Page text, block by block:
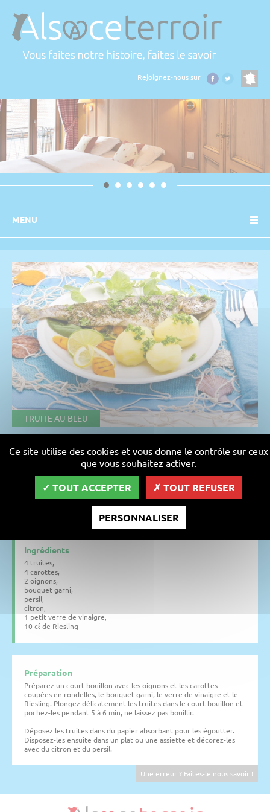
Rejoignez-nous sur
MENU
TRUITE AU BLEU
Truite au bleu
Préparation/cuisson : 5 min
recette moyenne
Ingrédients
4 truites,
4 carottes,
2 oignons,
bouquet garni,
persil,
citron,
1 petit verre de vinaigre,
10 cℓ de Riesling
Préparation
Préparez un court bouillon avec les oignons et les carottes
coupées en rondelles, le bouquet garni, le verre de vinaigre et le
Riesling. Plongez délicatement les truites dans le court bouillon et
pochez-les pendant 5 à 6 min, ne laissez pas bouillir.
Déposez les truites dans du papier absorbant pour les égoutter.
Disposez-les ensuite dans un plat ou une assiette et décorez-les
avec du citron et du persil.
Une erreur ? Faites-le nous savoir !
Ce site utilise des cookies et vous donne le contrôle sur ceux
que vous souhaitez activer.
TOUT ACCEPTER TOUT REFUSER
PERSONNALISER